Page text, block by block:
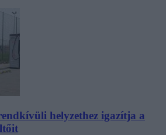
helyzethez igazítja a